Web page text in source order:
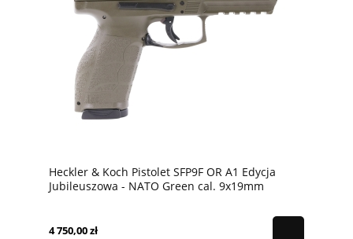
Heckler & Koch Pistolet SFP9F OR A1 Edycja
Jubileuszowa - NATO Green cal. 9x19mm
4 750,00 zł